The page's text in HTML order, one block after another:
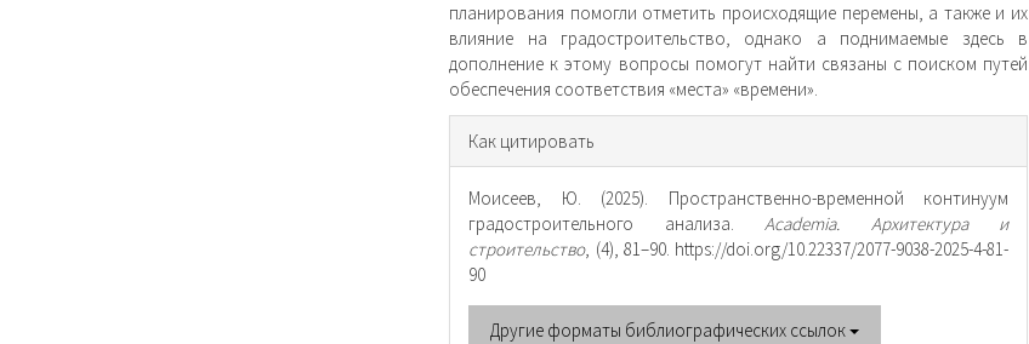
планирования помогли отметить происходящие перемены, а также и их
влияние на градостроительство, однако а поднимаемые здесь в
дополнение к этому вопросы помогут найти связаны с поиском путей
обеспечения соответствия «места» «времени».
Информация
о статье
Как цитировать
Моисеев, Ю. (2025). Пространственно-временной континуум
градостроительного анализа. Academia. Архитектура и
строительство, (4), 81–90. https://doi.org/10.22337/2077-9038-2025-4-81-
90
Другие форматы библиографических ссылок